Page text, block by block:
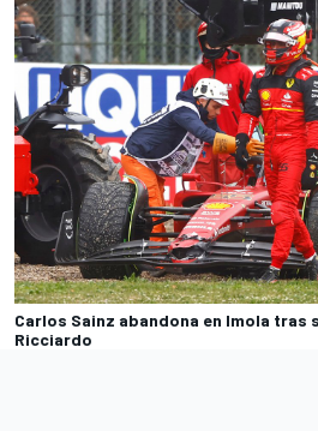
Carlos Sainz abandona en Imola tras
Ricciardo